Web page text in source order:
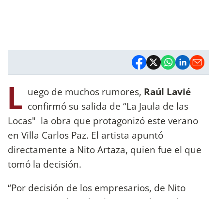
L uego de muchos rumores, Raúl Lavié
confirmó su salida de “La Jaula de las
Locas" la obra que protagonizó este verano
en Villa Carlos Paz. El artista apuntó
directamente a Nito Artaza, quien fue el que
tomó la decisión.
“Por decisión de los empresarios, de Nito